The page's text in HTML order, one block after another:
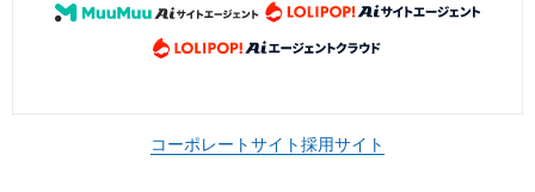
コーポレートサイト採用サイト